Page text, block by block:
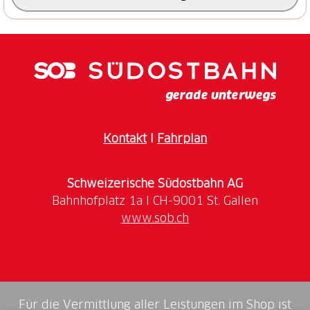
Wald abwärts. Nach dem Queren des Milibaches
erreicht man die Zwischenstation Bort der Firstbahn.
KontaktI Fahrplan
Schweizerische Südostbahn AG
www.sob.ch
Für die Vermittlung aller Leistungen im Shop ist